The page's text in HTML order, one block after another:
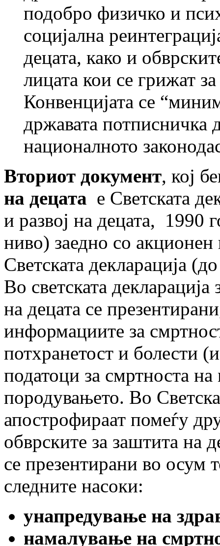
подобро физичко и
социјална
децата, како и
лицата кои се грижат
Конвенцијата се
државата потписничка
националното
Вториот документ, кој
на децата е Светската
и развој на децата, 1990
ниво) заедно со
Светската декларација
Во светската
на децата се
информациите за
потхранетост и болести
податоци за смртноста на
породувањето. Во
апострофираат помеѓу
обврските за заштита на
се презентирани во осум
следните насоки:
унапредување на
намалување на